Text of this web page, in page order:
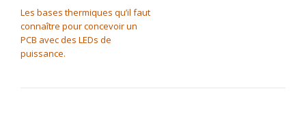
Les bases thermiques qu’il faut
connaître pour concevoir un
PCB avec des LEDs de
puissance.